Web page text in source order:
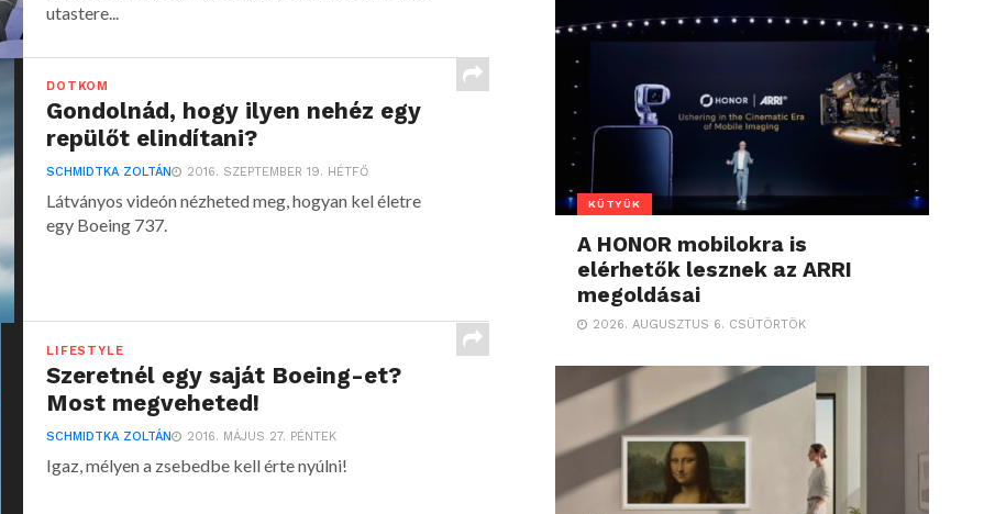
utastere...
DOTKOM
Gondolnád, hogy ilyen nehéz egy
repülőt elindítani?
SCHMIDTKA ZOLTÁN 2016. SZEPTEMBER 19. HÉTFŐ
Látványos videón nézheted meg, hogyan kel életre
egy Boeing 737.
LIFESTYLE
Szeretnél egy saját Boeing-et?
Most megveheted!
SCHMIDTKA ZOLTÁN 2016. MÁJUS 27. PÉNTEK
Igaz, mélyen a zsebedbe kell érte nyúlni!
KÜTYÜK
A HONOR mobilokra is
elérhetők lesznek az ARRI
megoldásai
2026. AUGUSZTUS 6. CSÜTÖRTÖK